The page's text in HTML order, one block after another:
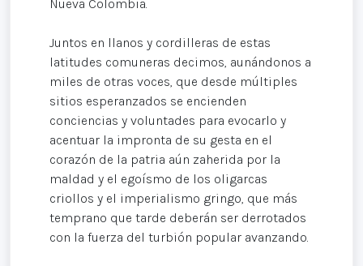
Nueva Colombia.
Juntos en llanos y cordilleras de estas
latitudes comuneras decimos, aunándonos a
miles de otras voces, que desde múltiples
sitios esperanzados se encienden
conciencias y voluntades para evocarlo y
acentuar la impronta de su gesta en el
corazón de la patria aún zaherida por la
maldad y el egoísmo de los oligarcas
criollos y el imperialismo gringo, que más
temprano que tarde deberán ser derrotados
con la fuerza del turbión popular avanzando.